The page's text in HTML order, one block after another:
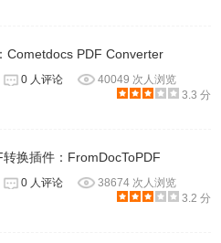
Cometdocs PDF Converter
0 人评论
40049 次人浏览
3.3 分
换插件：FromDocToPDF
0 人评论
38674 次人浏览
3.2 分